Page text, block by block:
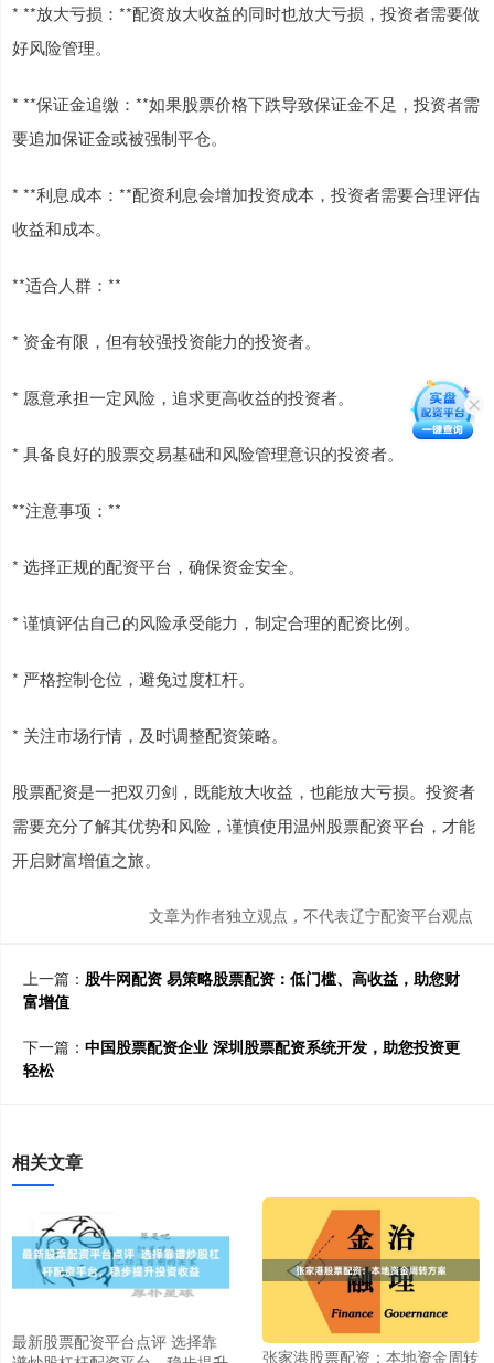
* **放大亏损：**配资放大收益的同时也放大亏损，投资者需要做
好风险管理。
* **保证金追缴：**如果股票价格下跌导致保证金不足，投资者需
要追加保证金或被强制平仓。
* **利息成本：**配资利息会增加投资成本，投资者需要合理评估
收益和成本。
**适合人群：**
* 资金有限，但有较强投资能力的投资者。
* 愿意承担一定风险，追求更高收益的投资者。
* 具备良好的股票交易基础和风险管理意识的投资者。
**注意事项：**
* 选择正规的配资平台，确保资金安全。
* 谨慎评估自己的风险承受能力，制定合理的配资比例。
* 严格控制仓位，避免过度杠杆。
* 关注市场行情，及时调整配资策略。
股票配资是一把双刃剑，既能放大收益，也能放大亏损。投资者
需要充分了解其优势和风险，谨慎使用温州股票配资平台，才能
开启财富增值之旅。
文章为作者独立观点，不代表辽宁配资平台观点
上一篇： 股牛网配资 易策略股票配资：低门槛、高收益，助您财
富增值
下一篇： 中国股票配资企业 深圳股票配资系统开发，助您投资更
轻松
相关文章
最新股票配资平台点评 选择靠
张家港股票配资：本地资金周转